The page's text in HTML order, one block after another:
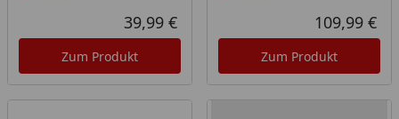
Aktueller Preis
39,99 €
Zum Produkt
109,99 €
Zum Produkt